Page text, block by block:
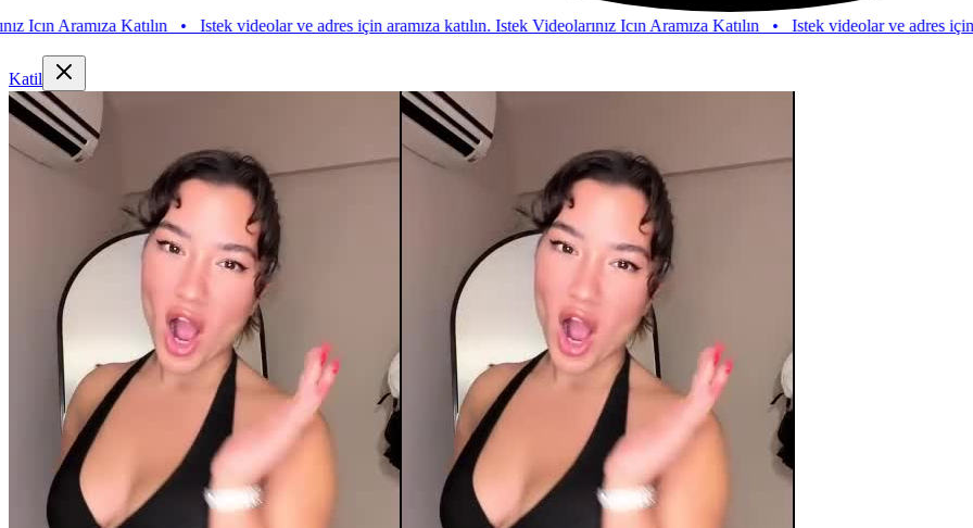
Katılın•Istek videolar ve adres için aramıza katılın. Istek Videolarınız Icın Aramıza Katılın•Istek videolar ve adres için
Katil